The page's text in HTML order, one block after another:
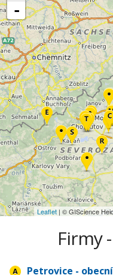
-
Leaflet | © GIScience
Firmy
Petrovice -